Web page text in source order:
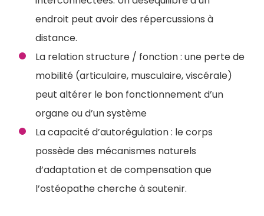
endroit peut avoir des répercussions à
distance.
La relation structure / fonction : une perte de
mobilité (articulaire, musculaire, viscérale)
peut altérer le bon fonctionnement d’un
organe ou d’un système
La capacité d’autorégulation : le corps
possède des mécanismes naturels
d’adaptation et de compensation que
l’ostéopathe cherche à soutenir.